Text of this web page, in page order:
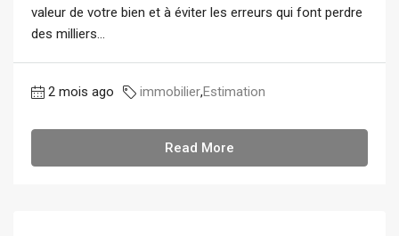
valeur de votre bien et à éviter les erreurs qui font perdre
des milliers...
2 mois ago immobilier,Estimation
Read More